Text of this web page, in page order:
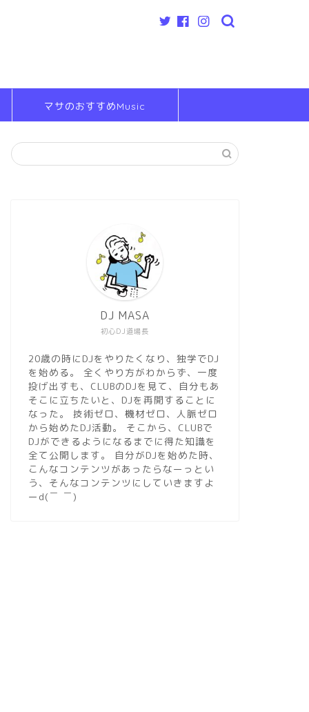
マサのおすすめMusic
初心DJ道場長
DJ MASA
20歳の時にDJをやりたくなり、独学でDJ
を始める。 全くやり方がわからず、一度
投げ出すも、CLUBのDJを見て、自分もあ
そこに立ちたいと、DJを再開することに
なった。 技術ゼロ、機材ゼロ、人脈ゼロ
から始めたDJ活動。 そこから、CLUBで
DJができるようになるまでに得た知識を
全て公開します。 自分がDJを始めた時、
こんなコンテンツがあったらなーっとい
う、そんなコンテンツにしていきますよ
ーd(￣ ￣)